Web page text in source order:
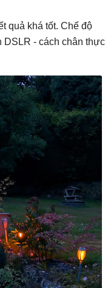
quả khá tốt. Chế độ
DSLR - cách chân thực